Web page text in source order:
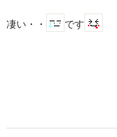
凄い・・ です